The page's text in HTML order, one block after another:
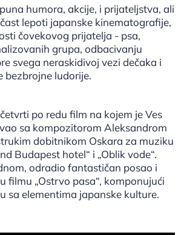
humora, akcije, i prijateljstva, ali
lepoti japanske kinematografije,
čovekovog prijatelja - psa,
grupa, odbacivanju
svega neraskidivoj vezi dečaka i
bezbrojne ludorije.
po redu film na kojem je Ves
sa kompozitorom Aleksandrom
dobitnikom Oskara za muziku
Budapest hotel“ i „Oblik vode“.
odradio fantastičan posao i
filmu „Ostrvo pasa“, komponujući
sa elementima japanske kulture.